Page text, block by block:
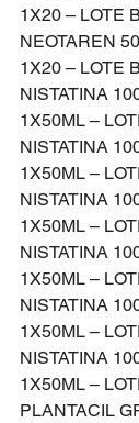
1X20 – LOTE
NEOTAREN
1X20 – LOTE
NISTATINA
1X50ML –
NISTATINA
1X50ML –
NISTATINA
1X50ML –
NISTATINA
1X50ML –
NISTATINA
1X50ML –
NISTATINA
1X50ML –
PLANTACIL